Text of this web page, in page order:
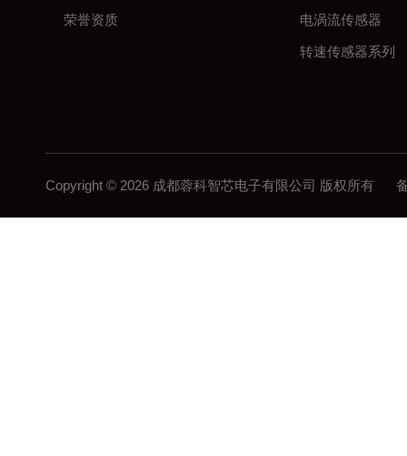
荣誉资质 电涡流传感器
转速传感器系列
Copyright © 2026 成都蓉科智芯电子有限公司 版权所有